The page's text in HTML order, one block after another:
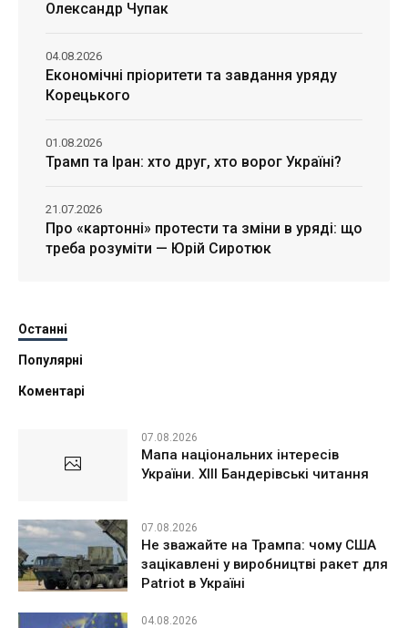
Олександр Чупак
Економічні пріоритети та завдання уряду
Корецького
04.08.2026
Трамп та Іран: хто друг, хто ворог Україні?
01.08.2026
Про «картонні» протести та зміни в уряді: що
треба розуміти — Юрій Сиротюк
21.07.2026
Останні
Популярні
Коментарі
07.08.2026
Мапа національних інтересів
України. ХІІІ Бандерівські читання
07.08.2026
Не зважайте на Трампа: чому США
зацікавлені у виробництві ракет для
Patriot в Україні
04.08.2026